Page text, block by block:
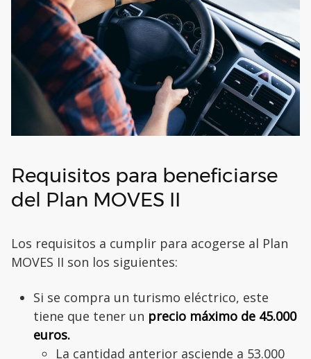
Requisitos para beneficiarse
del Plan MOVES II
Los requisitos a cumplir para acogerse al Plan
MOVES II son los siguientes:
Si se compra un turismo eléctrico, este
tiene que tener un precio máximo de 45.000
euros.
La cantidad anterior asciende a 53.000